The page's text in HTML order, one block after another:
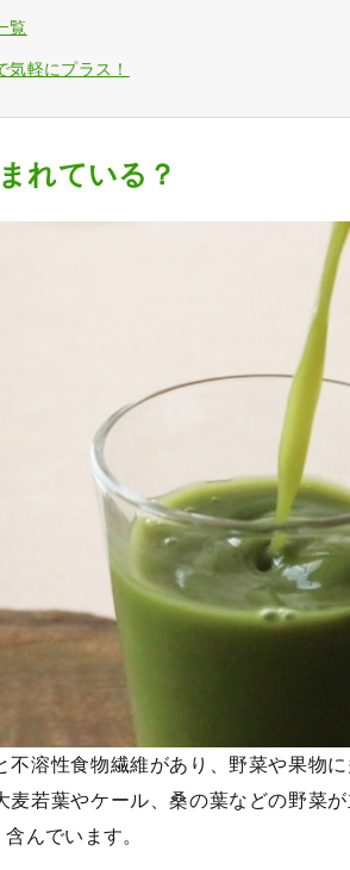
覧
軽にプラス！
れている？
不溶性食物繊維があり、野菜や果物
若葉やケール、桑の葉などの野菜
んでいます。